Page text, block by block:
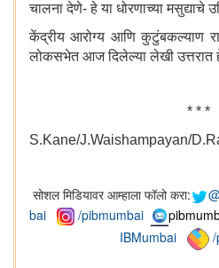
चालना देणे- हे या धोरणाच्या मसुद्याचे
केंद्रीय आरोग्य आणि कुटुंबकल्याण
लोकसभेत आज दिलेल्या लेखी उत्तरात
* * *
S.Kane/J.Waishampayan/
सोशल मिडियावर आम्हाला फॉलो करा:
bai
/pibmumbai
IBMumbai